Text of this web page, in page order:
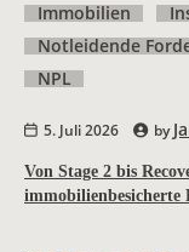
Immobilien
Notleidende
NPL
5. Juli 2026 by
Von Stage 2 bis
immobilienbesicherte